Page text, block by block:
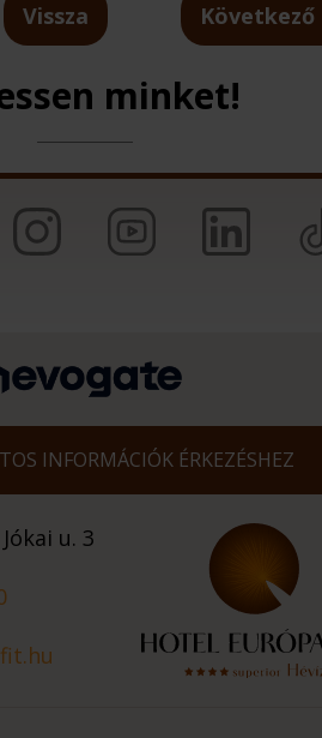
Vissza Következő
minket!
INFORMÁCIÓK ÉRKEZÉSHEZ
u. 3